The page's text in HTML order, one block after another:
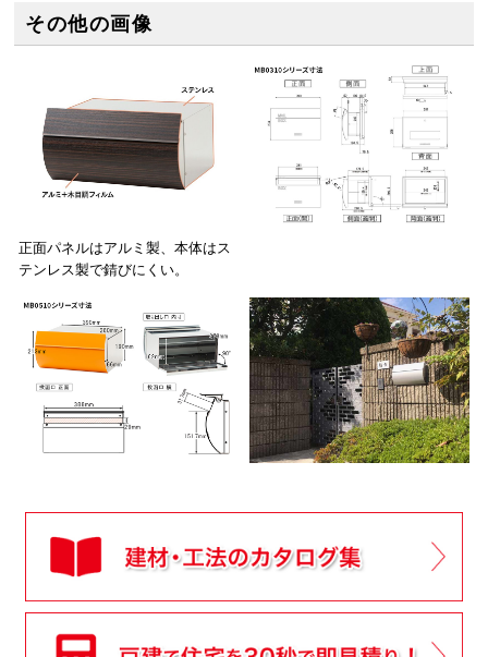
その他の画像
正面パネルはアルミ製、本体はス
テンレス製で錆びにくい。